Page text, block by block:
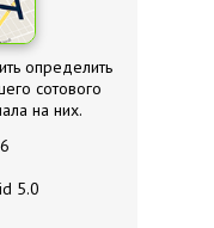
определить
сотового
на них.
5.0